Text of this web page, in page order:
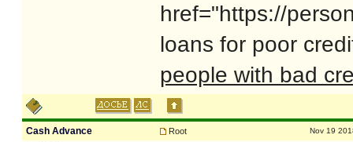
href="https://
loans for poor
people with bad
Cash Advance Root Nov 19